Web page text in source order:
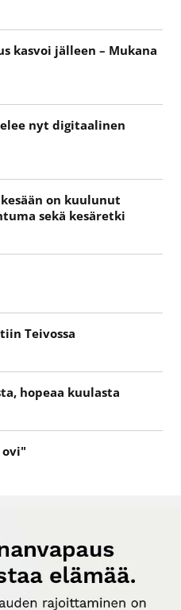
kasvoi jälleen – Mukana
nyt digitaalinen
on kuulunut
sekä kesäretki
Teivossa
hopeaa kuulasta
ovi"